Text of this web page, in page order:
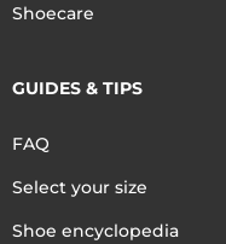
Shoecare
GUIDES & TIPS
FAQ
Select your size
Shoe encyclopedia